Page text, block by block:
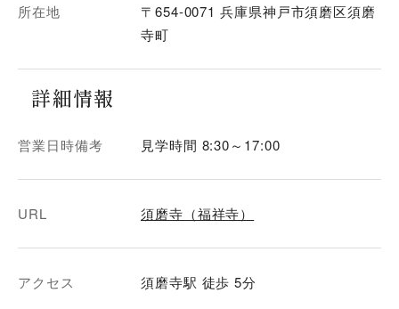
所在地
〒654-0071 兵庫県神戸市須磨区須磨
寺町
詳細情報
営業日時備考 見学時間 8:30～17:00
URL 須磨寺（福祥寺）
アクセス 須磨寺駅 徒歩 5分